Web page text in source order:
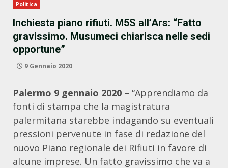
Politica
Inchiesta piano rifiuti. M5S all’Ars: “Fatto
gravissimo. Musumeci chiarisca nelle sedi
opportune”
9 Gennaio 2020
Palermo 9 gennaio 2020 – “Apprendiamo da
fonti di stampa che la magistratura
palermitana starebbe indagando su eventuali
pressioni pervenute in fase di redazione del
nuovo Piano regionale dei Rifiuti in favore di
alcune imprese. Un fatto gravissimo che va a